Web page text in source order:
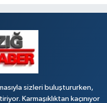
sizleri buluştururken,
Karmaşıklıktan kaçınıyor